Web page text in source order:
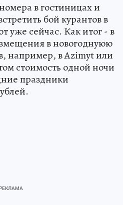
в гостиницах и
бой курантов в
уже сейчас. Как итог - в
в новогоднуюю
например, в Azimyt или
стоимость одной ночи
праздники